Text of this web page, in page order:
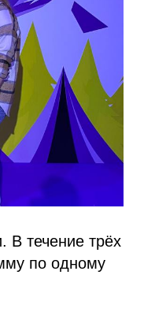
В течение трёх
по одному